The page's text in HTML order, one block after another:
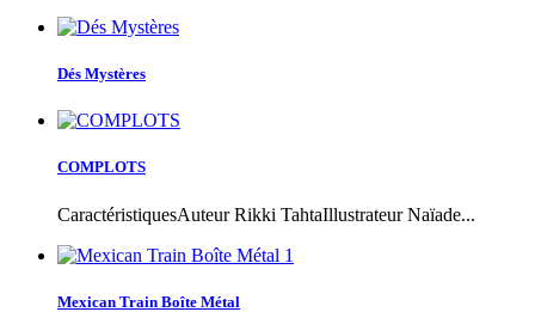
Dés Mystères
COMPLOTS
CaractéristiquesAuteur Rikki TahtaIllustrateur Naïade...
Mexican Train Boîte Métal